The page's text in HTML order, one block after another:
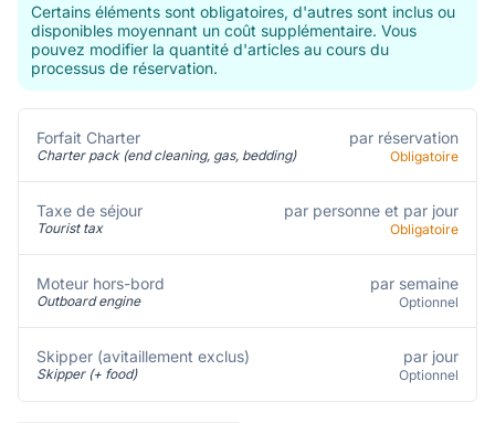
Certains éléments sont obligatoires, d'autres sont inclus ou
disponibles moyennant un coût supplémentaire. Vous
pouvez modifier la quantité d'articles au cours du
processus de réservation.
Forfait Charter
Charter pack (end cleaning, gas, bedding)
par réservation
Obligatoire
Taxe de séjour
Tourist tax
par personne et par jour
Obligatoire
Moteur hors-bord
Outboard engine
par semaine
Optionnel
Skipper (avitaillement exclus)
Skipper (+ food)
par jour
Optionnel